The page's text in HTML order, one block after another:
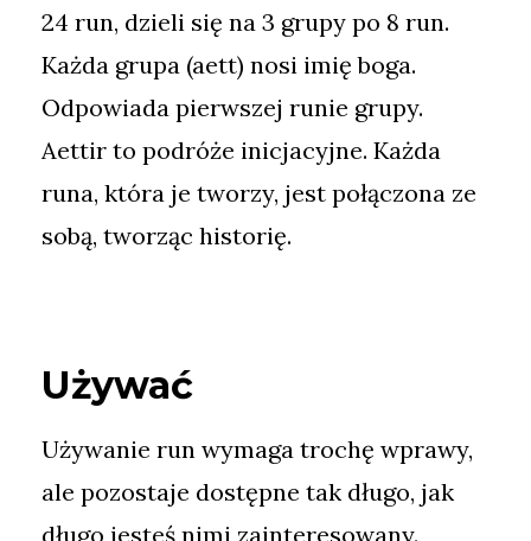
24 run, dzieli się na 3 grupy po 8 run.
Każda grupa (aett) nosi imię boga.
Odpowiada pierwszej runie grupy.
Aettir to podróże inicjacyjne. Każda
runa, która je tworzy, jest połączona ze
sobą, tworząc historię.
Używać
Używanie run wymaga trochę wprawy,
ale pozostaje dostępne tak długo, jak
długo jesteś nimi zainteresowany.